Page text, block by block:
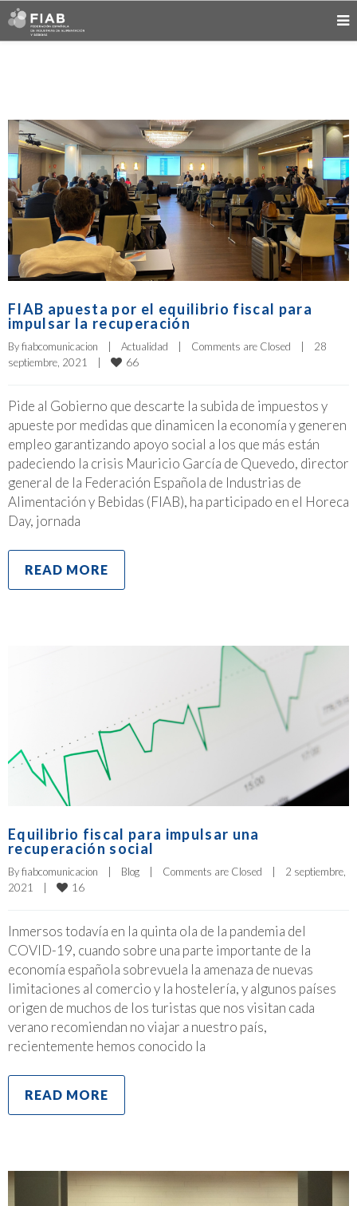
FIAB apuesta por el equilibrio fiscal para
impulsar la recuperación
By fiabcomunicacion Actualidad Comments are Closed
28
septiembre, 2021
66
Pide al Gobierno que descarte la subida de impuestos y
apueste por medidas que dinamicen la economía y generen
empleo garantizando apoyo social a los que más están
padeciendo la crisis Mauricio García de Quevedo, director
general de la Federación Española de Industrias de
Alimentación y Bebidas (FIAB), ha participado en el Horeca
Day, jornada
READ MORE
Equilibrio fiscal para impulsar una
recuperación social
By fiabcomunicacion Blog Comments are Closed
2 septiembre,
2021
16
Inmersos todavía en la quinta ola de la pandemia del
COVID-19, cuando sobre una parte importante de la
economía española sobrevuela la amenaza de nuevas
limitaciones al comercio y la hostelería, y algunos países
origen de muchos de los turistas que nos visitan cada
verano recomiendan no viajar a nuestro país,
recientemente hemos conocido la
READ MORE